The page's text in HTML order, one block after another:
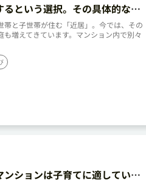
という選択。その具体的なメ
帯と子世帯が住む「近居」。今では、その
増えてきています。マンション内で別々
ションは子育てに適していま